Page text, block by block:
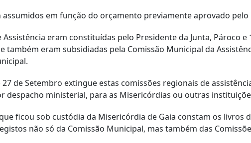
assumidos em função do orçamento previamente aprovado
Assistência eram constituídas pelo Presidente da Junta, Pároco
também eram subsidiadas pela Comissão Municipal da
27 de Setembro extingue estas comissões regionais de
despacho ministerial, para as Misericórdias ou outras
ficou sob custódia da Misericórdia de Gaia constam os livros
não só da Comissão Municipal, mas também das